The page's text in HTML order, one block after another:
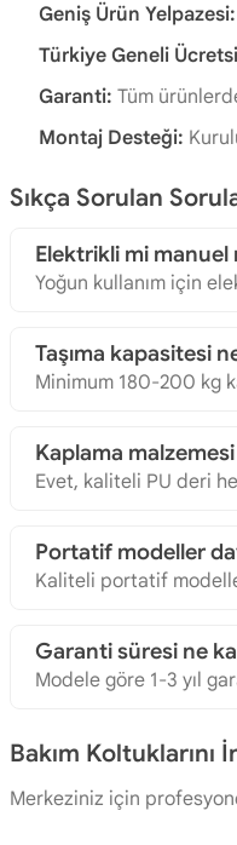
Geniş Ürün Yelpazesi:
Türkiye Geneli
Garanti: Tüm
Montaj Desteği:
Sıkça Sorulan
Elektrikli mi manuel
Yoğun kullanım için
Taşıma kapasitesi
Minimum 180-200 kg
Kaplama
Evet, kaliteli PU deri
Portatif modeller
Kaliteli portatif
Garanti süresi ne
Modele göre 1-3 yıl
Bakım Koltuklarını
Merkeziniz için